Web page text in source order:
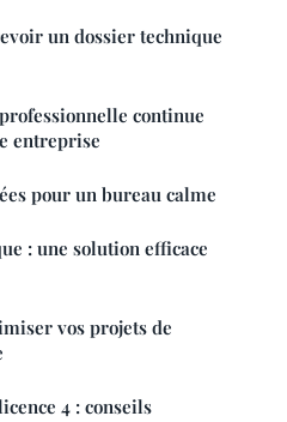
un dossier technique
continue
entreprise
pour un bureau calme
: une solution efficace
vos projets de
4 : conseils